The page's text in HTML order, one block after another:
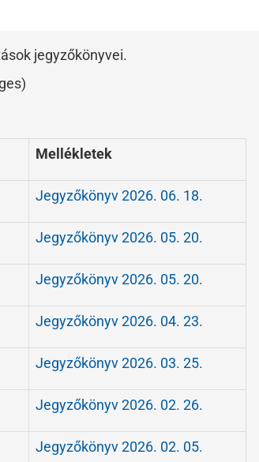
jegyzőkönyvei.
Mellékletek
Jegyzőkönyv 2026. 06. 18.
Jegyzőkönyv 2026. 05. 20.
Jegyzőkönyv 2026. 05. 20.
Jegyzőkönyv 2026. 04. 23.
Jegyzőkönyv 2026. 03. 25.
Jegyzőkönyv 2026. 02. 26.
Jegyzőkönyv 2026. 02. 05.